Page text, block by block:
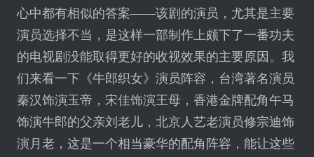
心中都有相似的答案——该剧的演员，尤其是主要
演员选择不当，是这样一部制作上颇下了一番功夫
的电视剧没能取得更好的收视效果的主要原因。我
们来看一下《牛郎织女》演员阵容，台湾著名演员
秦汉饰演玉帝，宋佳饰演王母，香港金牌配角午马
饰演牛郎的父亲刘老儿，北京人艺老演员修宗迪饰
演月老，这是一个相当豪华的配角阵容，能让这些